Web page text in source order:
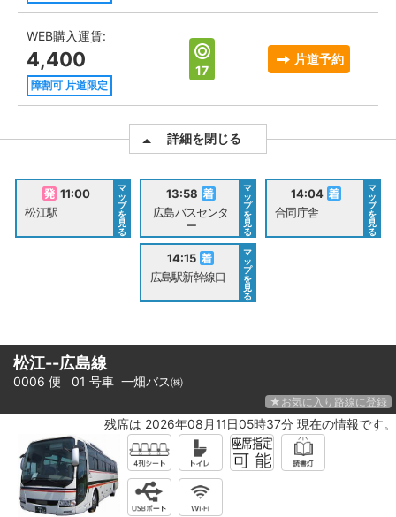
WEB購入運賃:
4,400
障割可 片道限定
17
片道予約
詳細を閉じる
11:00
松江駅
マ
ッ
プ
を
見
る
13:58
広島バスセンタ
ー
マ
ッ
プ
を
見
る
14:04
合同庁舎
マ
ッ
プ
を
見
る
14:15
広島駅新幹線口
マ
ッ
プ
を
見
る
松江--広島線
0006 便 01 号車 一畑バス㈱
★お気に入り路線に登録
残席は 2026年08月11日05時37分 現在の情報です。